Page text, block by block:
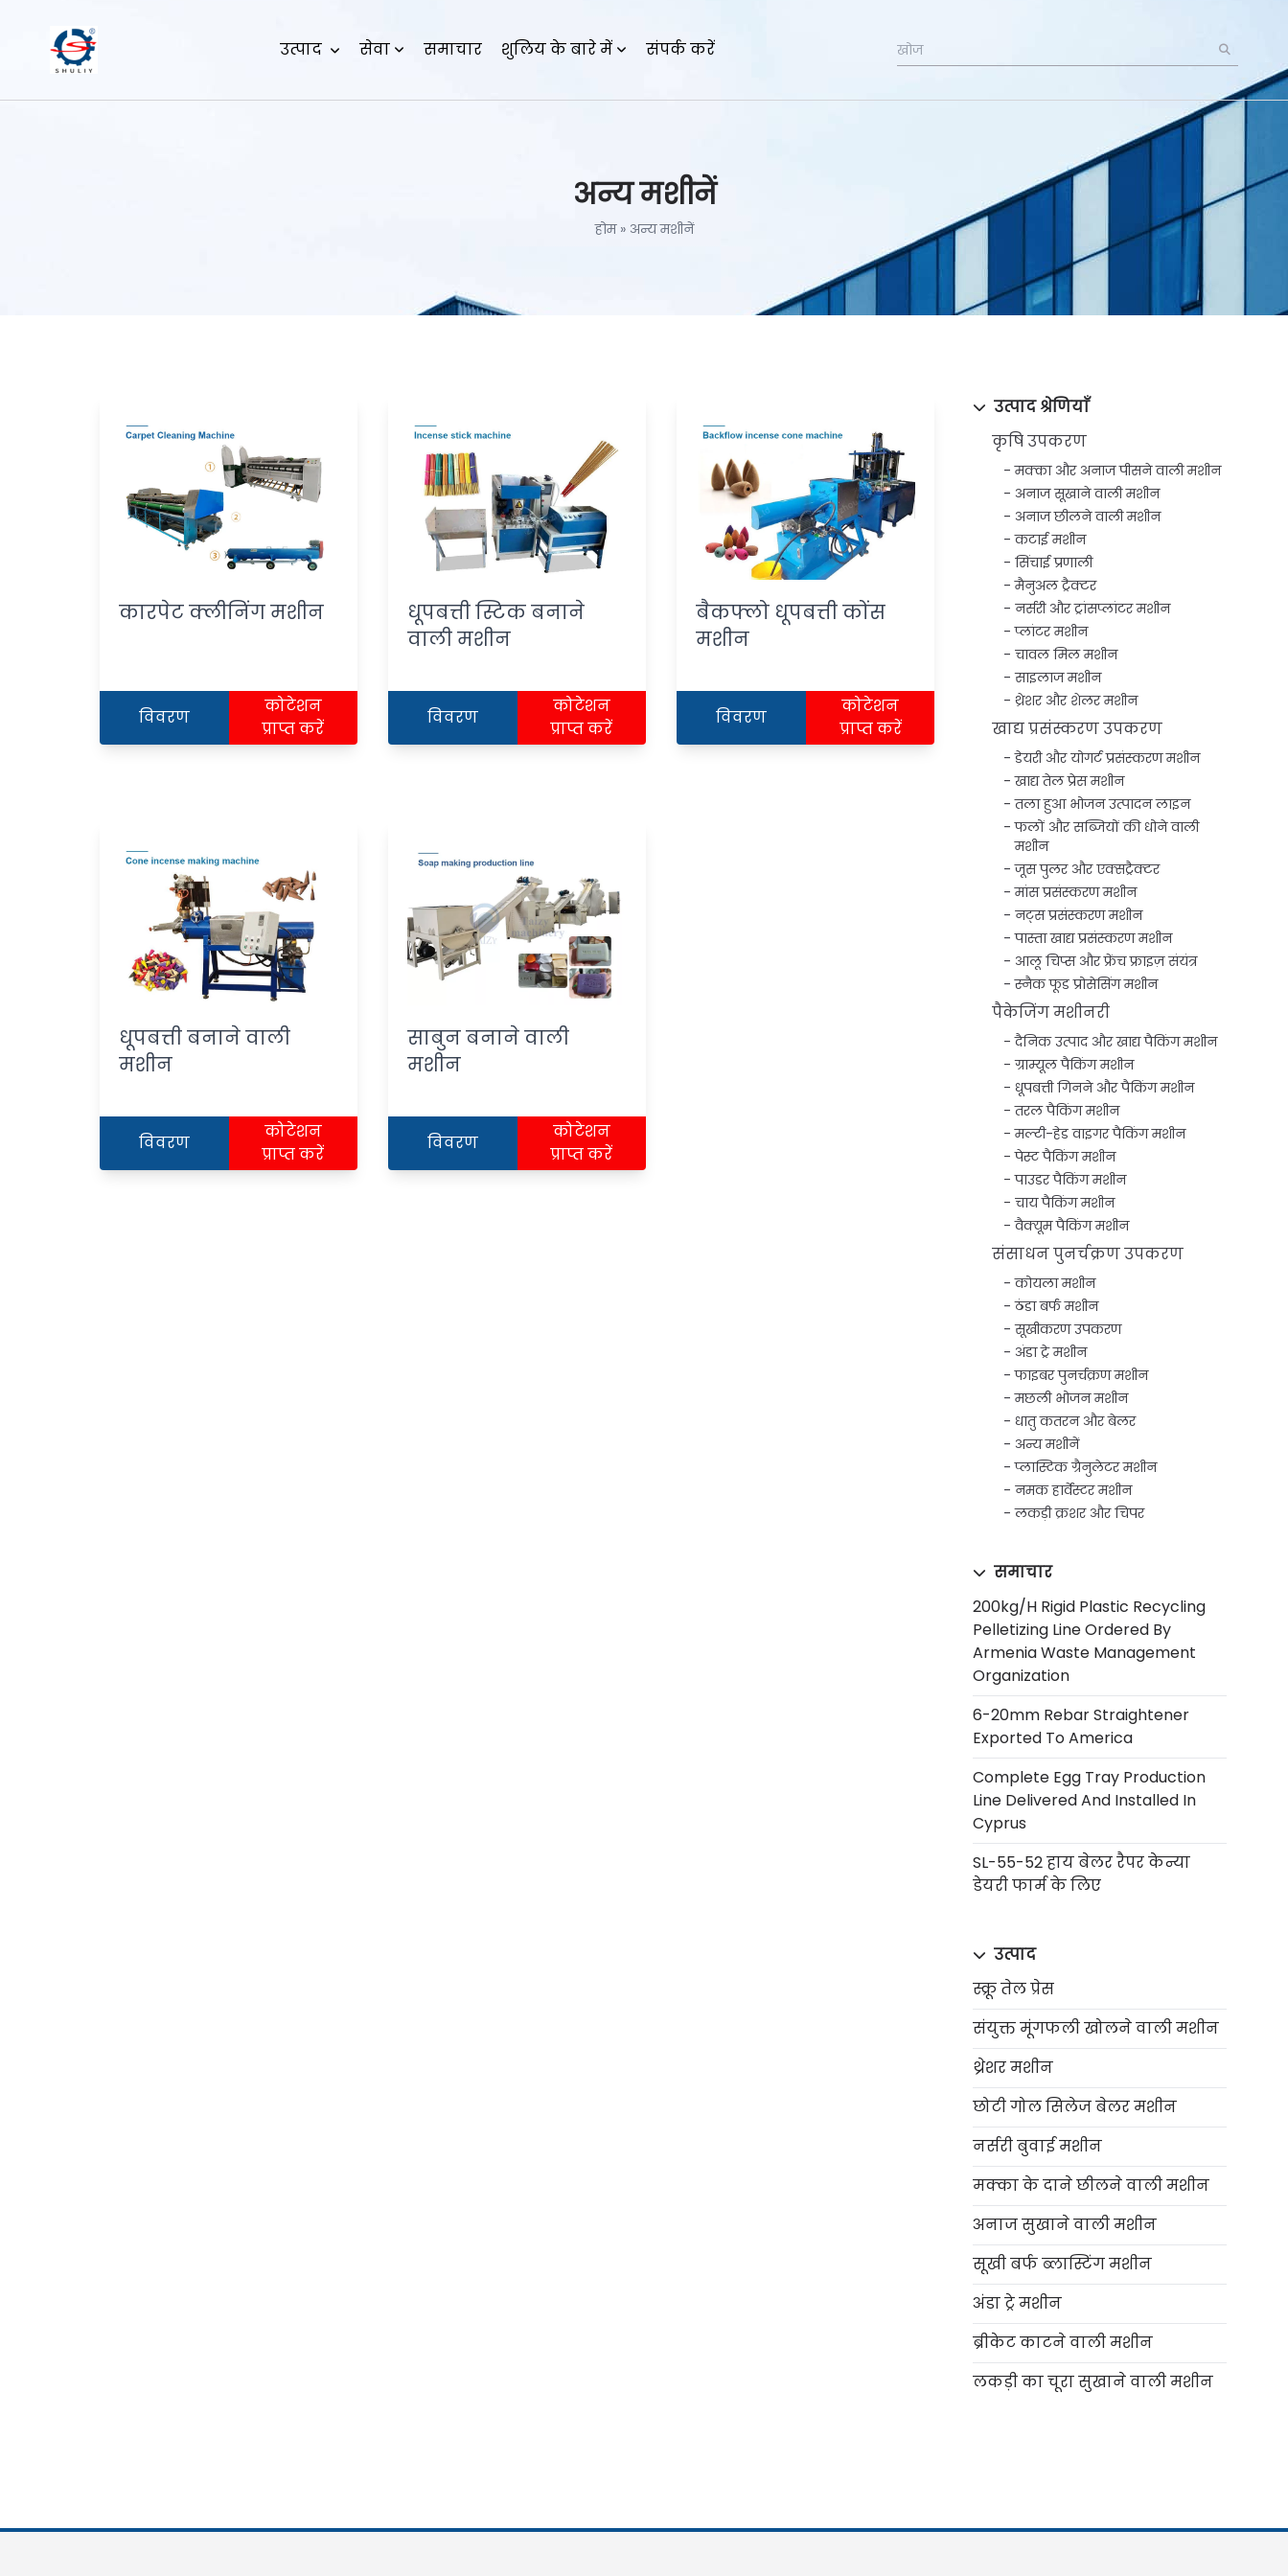
उत्पाद सेवा समाचार शुलिय के बारे में संपर्क करें
अन्य मशीनें
होम» अन्य मशीनें
उत्पाद श्रेणियाँ
कृषि उपकरण
मक्का और अनाज पीसने वाली मशीन
अनाज सूखाने वाली मशीन
अनाज छीलने वाली मशीन
कटाई मशीन
सिंचाई प्रणाली
मैनुअल ट्रैक्टर
नर्सरी और ट्रांसप्लांटर मशीन
प्लांटर मशीन
चावल मिल मशीन
साइलाज मशीन
थ्रेशर और शेलर मशीन
खाद्य प्रसंस्करण उपकरण
डेयरी और योगर्ट प्रसंस्करण मशीन
खाद्य तेल प्रेस मशीन
तला हुआ भोजन उत्पादन लाइन
फलों और सब्जियों की धोने वाली
मशीन
जूस पुलर और एक्सट्रैक्टर
मांस प्रसंस्करण मशीन
नट्स प्रसंस्करण मशीन
पास्ता खाद्य प्रसंस्करण मशीन
आलू चिप्स और फ्रेंच फ्राइज़ संयंत्र
स्नैक फूड प्रोसेसिंग मशीन
पैकेजिंग मशीनरी
दैनिक उत्पाद और खाद्य पैकिंग मशीन
ग्राम्यूल पैकिंग मशीन
धूपबत्ती गिनने और पैकिंग मशीन
तरल पैकिंग मशीन
मल्टी-हेड वाइगर पैकिंग मशीन
पेस्ट पैकिंग मशीन
पाउडर पैकिंग मशीन
चाय पैकिंग मशीन
वैक्यूम पैकिंग मशीन
संसाधन पुनर्चक्रण उपकरण
कोयला मशीन
ठंडा बर्फ मशीन
सूखीकरण उपकरण
अंडा ट्रे मशीन
फाइबर पुनर्चक्रण मशीन
मछली भोजन मशीन
धातु कतरन और बेलर
अन्य मशीनें
प्लास्टिक ग्रैनुलेटर मशीन
नमक हार्वेस्टर मशीन
लकड़ी क्रशर और चिपर
समाचार
200kg/h Rigid Plastic Recycling
Pelletizing Line Ordered By
Armenia Waste Management
Organization
6-20mm Rebar Straightener
Exported To America
Complete Egg Tray Production
Line Delivered And Installed In
Cyprus
SL-55-52 हाय बेलर रैपर केन्या
डेयरी फार्म के लिए
उत्पाद
स्क्रू तेल प्रेस
संयुक्त मूंगफली खोलने वाली मशीन
थ्रेशर मशीन
छोटी गोल सिलेज बेलर मशीन
नर्सरी बुवाई मशीन
मक्का के दाने छीलने वाली मशीन
अनाज सुखाने वाली मशीन
सूखी बर्फ ब्लास्टिंग मशीन
अंडा ट्रे मशीन
ब्रीकेट काटने वाली मशीन
लकड़ी का चूरा सुखाने वाली मशीन
कारपेट क्लीनिंग मशीन
विवरण
कोटेशन
प्राप्त करें
धूपबत्ती स्टिक बनाने
वाली मशीन
विवरण
कोटेशन
प्राप्त करें
बैकफ्लो धूपबत्ती कोंस
मशीन
विवरण
कोटेशन
प्राप्त करें
धूपबत्ती बनाने वाली
मशीन
विवरण
कोटेशन
प्राप्त करें
साबुन बनाने वाली
मशीन
विवरण
कोटेशन
प्राप्त करें
Vietnamese
Urdu
Greek